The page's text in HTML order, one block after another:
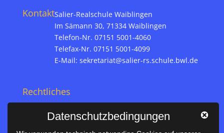
KontaktSalier-Realschule Waiblingen
Im Sämann 30, 71334 Waiblingen
Telefon-Nr. 07151 5001-4060
Telefax-Nr. 07151 5001-4099
E-Mail: sekretariat@salier-rs.schule.bwl.de
Rechtliches
Datenschutz
Datenschutzbedingungen